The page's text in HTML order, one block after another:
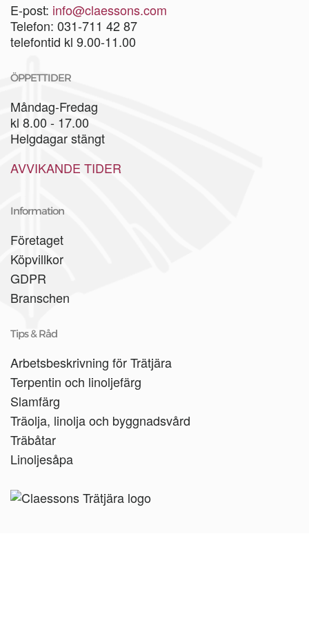
E-post: info@claessons.com
Telefon: 031-711 42 87
telefontid kl 9.00-11.00
ÖPPETTIDER
Måndag-Fredag
kl 8.00 - 17.00
Helgdagar stängt
AVVIKANDE TIDER
Information
Företaget
Köpvillkor
GDPR
Branschen
Tips & Råd
Arbetsbeskrivning för Trätjära
Terpentin och linoljefärg
Slamfärg
Träolja, linolja och byggnadsvård
Träbåtar
Linoljesåpa